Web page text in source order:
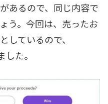
あるので、同じ内容で
う。今回は、売ったお
しているので、
た。